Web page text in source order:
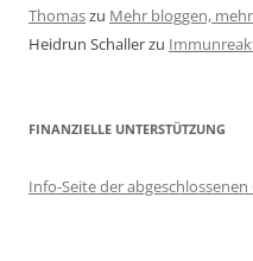
Thomaszu Mehr bloggen,
Heidrun Schallerzu
FINANZIELLE UNTERSTÜTZUNG
Info-Seite der